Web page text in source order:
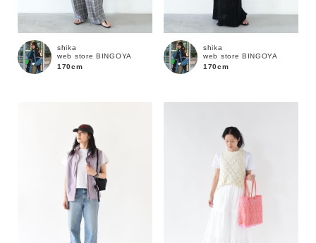
商品タイプ
通常商品 予約商品
shika
web store BINGOYA
170cm
shika
web store BINGOYA
170cm